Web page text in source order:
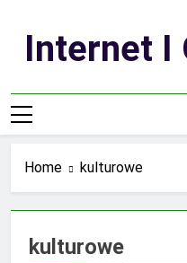
contentInternet I
Home kulturowe
kulturowe